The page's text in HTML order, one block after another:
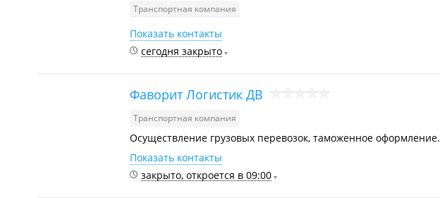
Транспортная компания
Показать контакты
сегодня закрыто
Фаворит Логистик ДВ
Транспортная компания
Осуществление грузовых перевозок, таможенное оформление.
Показать контакты
закрыто, откроется в 09:00